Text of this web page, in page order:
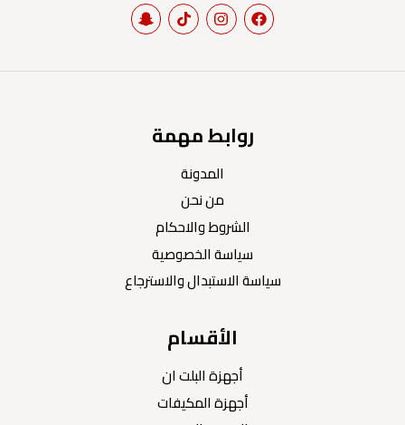
روابط مهمة
المدونة
من نحن
الشروط والاحكام
سياسة الخصوصية
سياسة الاستبدال والاسترجاع
الأقسام
أجهزة البلت ان
أجهزة المكيفات